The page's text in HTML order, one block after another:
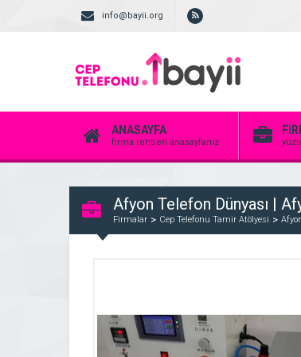
info@bayii.org
ANASAYFA
firma rehberi anasayfanız
Afyon Telefon Dünyası |
Firmalar Cep Telefonu Tamir Atölyesi